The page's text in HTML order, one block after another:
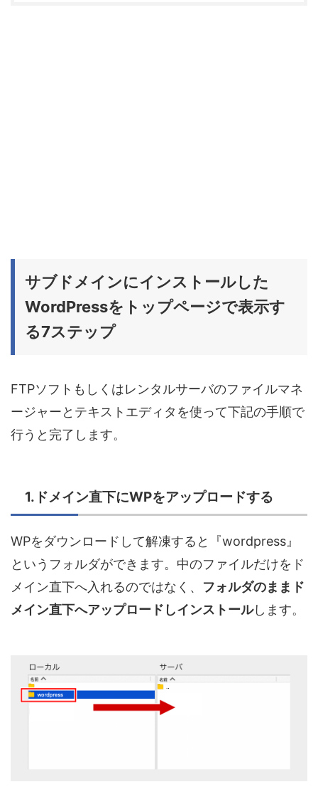
サブドメインにインストールした
WordPressをトップページで表示す
る7ステップ
FTPソフトもしくはレンタルサーバのファイルマネ
ージャーとテキストエディタを使って下記の手順で
行うと完了します。
1.ドメイン直下にWPをアップロードする
WPをダウンロードして解凍すると『wordpress』
というフォルダができます。中のファイルだけをド
メイン直下へ入れるのではなく、 フォルダのままド
メイン直下へアップロードしインストールします。